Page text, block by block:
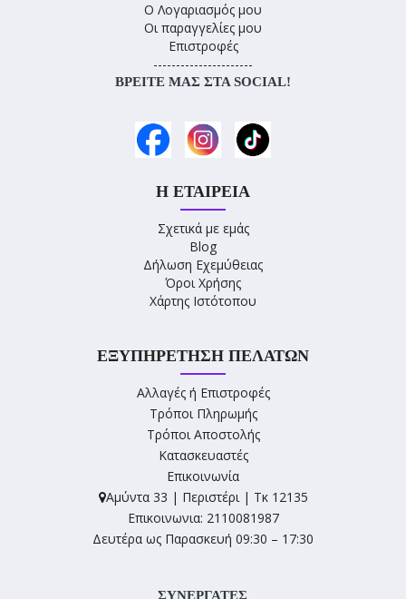
Ο Λογαριασμός μου
Οι παραγγελίες μου
Επιστροφές
----------------------
ΒΡΕΊΤΕ ΜΑΣ ΣΤΑ SOCIAL!
Η ΕΤΑΙΡΕΊΑ
Σχετικά με εμάς
Blog
Δήλωση Εχεμύθειας
Όροι Χρήσης
Χάρτης Ιστότοπου
ΕΞΥΠΗΡΈΤΗΣΗ ΠΕΛΑΤΏΝ
Αλλαγές ή Επιστροφές
Τρόποι Πληρωμής
Τρόποι Αποστολής
Κατασκευαστές
Επικοινωνία
Αμύντα 33 | Περιστέρι | Τκ 12135
Επικοινωνια: 2110081987
Δευτέρα ως Παρασκευή 09:30 – 17:30
ΣΥΝΕΡΓΑΤΕΣ